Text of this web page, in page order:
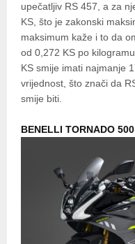
upečatljiv RS 457, a za
KS, što je zakonski
maksimum kaže i to da
od 0,272 KS po
KS smije imati najmanje
vrijednost, što znači da
smije biti.
BENELLI TORNADO